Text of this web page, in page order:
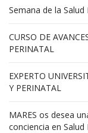
Semana de la
CURSO DE
PERINATAL
EXPERTO
Y PERINATAL
MARES os desea
conciencia en Salud